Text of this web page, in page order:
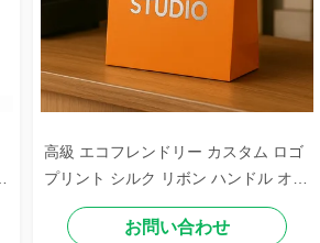
高級 エコフレンドリー カスタム ロゴ
プリント シルク リボン ハンドル オレ
ンジ 紙箱 プレゼント 服 ショップ
お問い合わせ